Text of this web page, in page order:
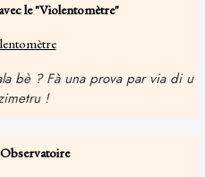
le "Violentomètre"
bè ? Fà una prova par via di u
!